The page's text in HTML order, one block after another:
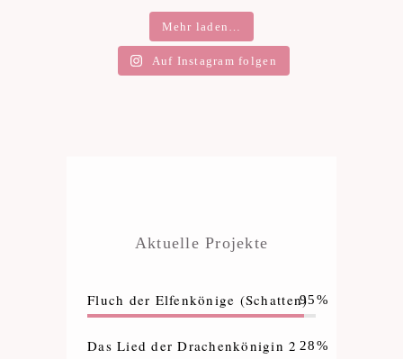
Mehr laden…
Auf Instagram folgen
Aktuelle Projekte
Fluch der Elfenkönige (Schatten)95%
Das Lied der Drachenkönigin 2 28%